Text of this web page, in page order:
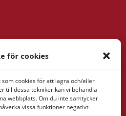
för cookies
cookies för att lagra och/eller
till dessa tekniker kan vi behandla
webbplats. Om du inte samtycker
vissa funktioner negativt.